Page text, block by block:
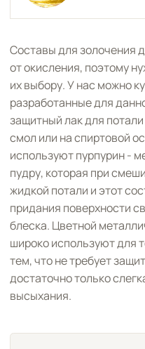
Составы для золочения
от окисления, поэтому
их выбору. У нас можно
разработанные для
защитный лак для
смол или на спиртовой
используют пурпурин -
пудру, которая при
жидкой потали и этот
придания поверхности
блеска. Цветной
широко используют для
тем, что не требует
достаточно только
высыхания.